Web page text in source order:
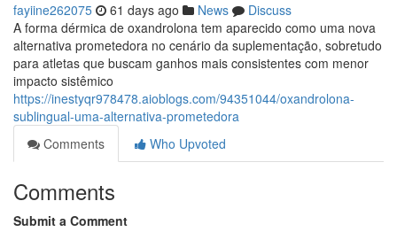
fayiine262075 61 days ago News
Discuss
A forma dérmica de oxandrolona tem aparecido como uma nova
alternativa prometedora no cenário da suplementação, sobretudo
para atletas que buscam ganhos mais consistentes com menor
impacto sistêmico
https://inestyqr978478.aioblogs.com/94351044/oxandrolona-
sublingual-uma-alternativa-prometedora
Comments
Who Upvoted
Comments
Submit a Comment